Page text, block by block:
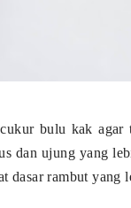
bulu kak
dan ujung yang
dasar rambut yang